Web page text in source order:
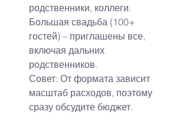
родственники, коллеги.
Большая свадьба (100+
гостей) – приглашены все,
включая дальних
родственников.
Совет: От формата зависит
масштаб расходов, поэтому
сразу обсудите бюджет.